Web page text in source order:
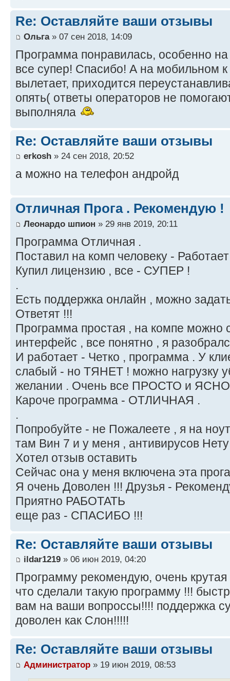
Re: Оставляйте ваши отзывы
Ольга» 07 сен 2018, 14:09
Программа понравилась, особенно на
все супер! Спасибо! А на мобильном
вылетает, приходится
опять( ответы операторов не
выполняла
Re: Оставляйте ваши отзывы
erkosh » 24 сен 2018, 20:52
а можно на телефон андройд
Отличная Прога . Рекомендую !
Леонардо шпион » 29 янв 2019, 20:11
Программа Отличная .
Поставил на комп человеку -
Купил лицензию , все - СУПЕР !
.
Есть поддержка онлайн , можно
Ответят !!!
Программа простая , на компе можно
интерфейс , все понятно , я
И работает - Четко , программа . У
слабый - но ТЯНЕТ ! можно нагрузку
желании . Очень все ПРОСТО и
Кароче программа - ОТЛИЧНАЯ .
.
Попробуйте - не Пожалеете , я на
там Вин 7 и у меня , антивирусов Нету
Хотел отзыв оставить
Сейчас она у меня включена эта
Я очень Доволен !!! Друзья -
Приятно РАБОТАТЬ
еще раз - СПАСИБО !!!
Re: Оставляйте ваши отзывы
ildar1219 » 06 июн 2019, 04:20
Программу рекомендую, очень
что сделали такую программу !!!
вам на ваши вопроссы!!!! поддержка
доволен как Слон!!!!!
Re: Оставляйте ваши отзывы
Администратор » 19 июн 2019, 08:53